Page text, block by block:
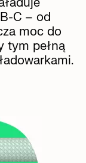
C – od
moc do
tym pełną